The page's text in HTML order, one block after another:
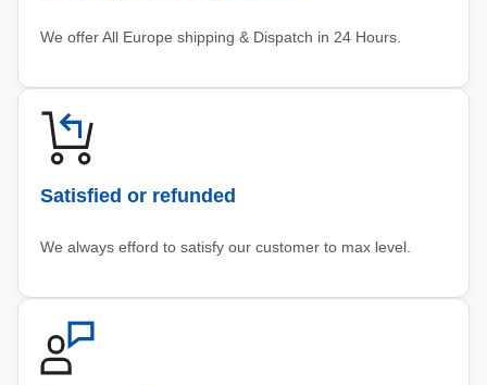
We offer All Europe shipping & Dispatch in 24 Hours.
Satisfied or refunded
We always efford to satisfy our customer to max level.